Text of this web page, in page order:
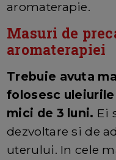
aromaterapie.
Masuri de
aromaterapiei
Trebuie avuta
folosesc
mici de 3 luni. Ei
dezvoltare si de
uterului. In cele